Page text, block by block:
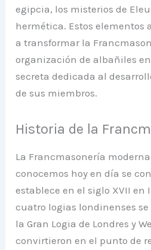
egipcia, los misterios de
hermética. Estos elementos
a transformar la
organización de albañiles
secreta dedicada al
de sus miembros.
Historia de la
La Francmasonería
conocemos hoy en día se
establece en el siglo XVII en
cuatro logias londinenses
la Gran Logia de Londres y
convirtieron en el punto de